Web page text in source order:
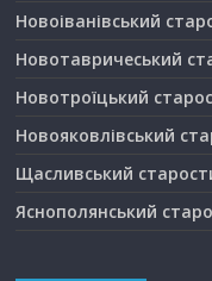
Новоіванівський
Новотавричеський
Новотроїцький
Новояковлівський
Щасливський
Яснополянський